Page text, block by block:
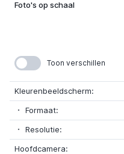
Foto's op schaal
Toon verschillen
Kleurenbeeldscherm:
Formaat:
Resolutie:
Hoofdcamera: